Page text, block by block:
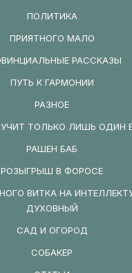
ПОЛИТИКА
ПРИЯТНОГО МАЛО
РАССКАЗЫ
ПУТЬ К ГАРМОНИИ
РАЗНОЕ
ТОЛЬКО ЛИШЬ ОДИН
РАШЕН БАБ
РОЗЫГРЫШ В ФОРОСЕ
ВИТКА НА
ДУХОВНЫЙ
САД И ОГОРОД
СОБАКЕР